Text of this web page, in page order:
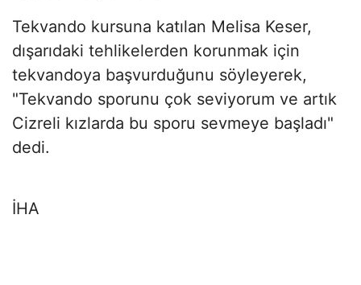
Tekvando kursuna katılan Melisa Keser,
dışarıdaki tehlikelerden korunmak için
tekvandoya başvurduğunu söyleyerek,
"Tekvando sporunu çok seviyorum ve artık
Cizreli kızlarda bu sporu sevmeye başladı"
dedi.
İHA